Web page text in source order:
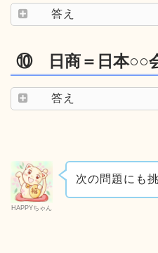
答え
⑩ 日商＝日本○○
答え
HAPPYちゃん
次の問題にも